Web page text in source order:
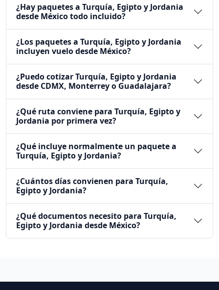
¿Hay paquetes a Turquía, Egipto y Jordania
desde México todo incluido?
¿Los paquetes a Turquía, Egipto y Jordania
incluyen vuelo desde México?
¿Puedo cotizar Turquía, Egipto y Jordania
desde CDMX, Monterrey o Guadalajara?
¿Qué ruta conviene para Turquía, Egipto y
Jordania por primera vez?
¿Qué incluye normalmente un paquete a
Turquía, Egipto y Jordania?
¿Cuántos días convienen para Turquía,
Egipto y Jordania?
¿Qué documentos necesito para Turquía,
Egipto y Jordania desde México?